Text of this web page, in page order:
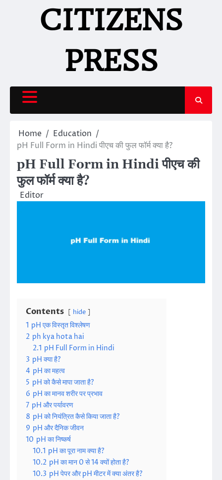
CITIZENS
PRESS
Home
Education
pH Full Form in Hindi पीएच की फुल फॉर्म क्या है?
pH Full Form in Hindi पीएच की
फुल फॉर्म क्या है?
Editor
Contents hide
1 pH एक विस्तृत विश्लेषण
2 ph kya hota hai
2.1 pH Full Form in Hindi
3 pH क्या है?
4 pH का महत्व
5 pH को कैसे मापा जाता है?
6 pH का मानव शरीर पर प्रभाव
7 pH और पर्यावरण
8 pH को नियंत्रित कैसे किया जाता है?
9 pH और दैनिक जीवन
10 pH का निष्कर्ष
10.1 pH का पूरा नाम क्या है?
10.2 pH का मान 0 से 14 क्यों होता है?
10.3 pH पेपर और pH मीटर में क्या अंतर है?